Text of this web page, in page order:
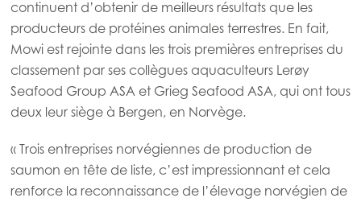
Mowi Belgium (FR)
Mowi Belgium (NL)
Mowi Czechia (CZ)
Mowi Czechia (EN)
Mowi France ACTIVE
Mowi Germany
continuent d’obtenir de meilleurs résultats que les
producteurs de protéines animales terrestres. En fait,
Mowi est rejointe dans les trois premières entreprises du
classement par ses collègues aquaculteurs Lerøy
Seafood Group ASA et Grieg Seafood ASA, qui ont tous
deux leur siège à Bergen, en Norvège.
« Trois entreprises norvégiennes de production de
saumon en tête de liste, c’est impressionnant et cela
renforce la reconnaissance de l’élevage norvégien de